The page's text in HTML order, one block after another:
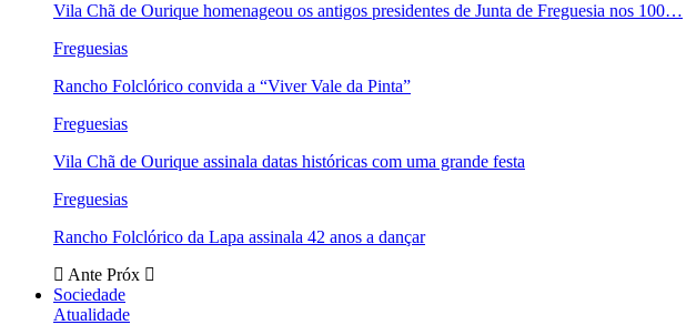
Vila Chã de Ourique homenageou os antigos presidentes de Junta de Freguesia nos 100…
Freguesias
Rancho Folclórico convida a “Viver Vale da Pinta”
Freguesias
Vila Chã de Ourique assinala datas históricas com uma grande festa
Freguesias
Rancho Folclórico da Lapa assinala 42 anos a dançar
Ante Próx
Sociedade
Atualidade